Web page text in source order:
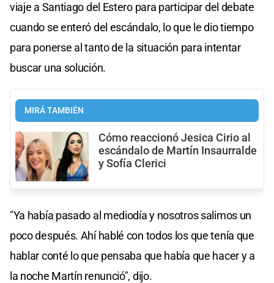
viaje a Santiago del Estero para participar del debate
cuando se enteró del escándalo, lo que le dio tiempo
para ponerse al tanto de la situación para intentar
buscar una solución.
MIRÁ TAMBIÉN
Cómo reaccionó Jesica Cirio al
escándalo de Martín Insaurralde
y Sofía Clerici
"Ya había pasado al mediodía y nosotros salimos un
poco después. Ahí hablé con todos los que tenía que
hablar conté lo que pensaba que había que hacer y a
la noche Martín renunció", dijo.